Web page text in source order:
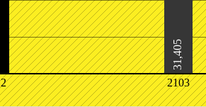
2103
31,405